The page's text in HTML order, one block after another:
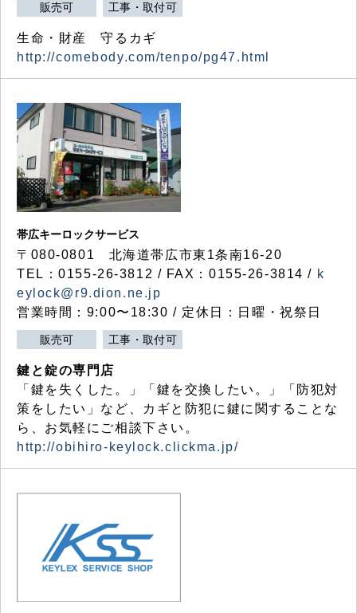
販売可 工事・取付可
生命・財産 守るカギ
http://comebody.com/tenpo/pg47.html
帯広キーロックサービス
〒080-0801 北海道帯広市東1条南16-20
TEL：0155-26-3812 / FAX：0155-26-3814 / k
eylock@r9.dion.ne.jp
営業時間：9:00〜18:30 / 定休日：日曜・祝祭日
販売可 工事・取付可
鍵と錠の専門店
「鍵を失くした。」「鍵を交換したい。」「防犯対
策をしたい」など、カギと防犯に鍵に関することな
ら、お気軽にご相談下さい。
http://obihiro-keylock.clickma.jp/